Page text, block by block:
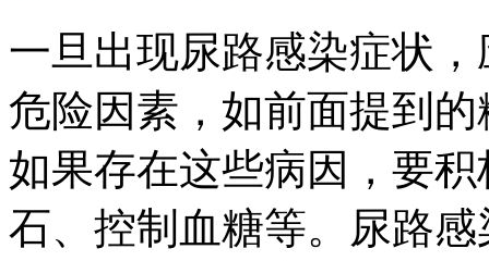
一旦出现尿路感染症状
危险因素，如前面提到
如果存在这些病因，要
石、控制血糖等。尿路